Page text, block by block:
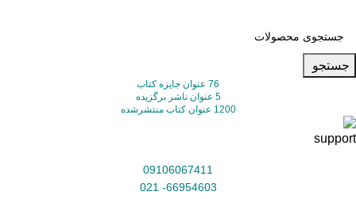
جستجو
76 عنوان جایزه کتاب
5 عنوان ناشر برگزیده
1200 عنوان کتاب منتشرشده
09106067411
66954603- 021